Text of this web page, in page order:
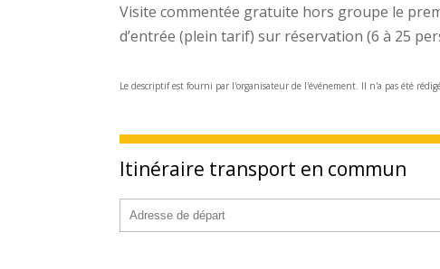
Visite commentée gratuite hors groupe le
d’entrée (plein tarif) sur réservation (6 à 25
Le descriptif est fourni par l'organisateur de l'événement. Il n'a pas été
Itinéraire transport en commun